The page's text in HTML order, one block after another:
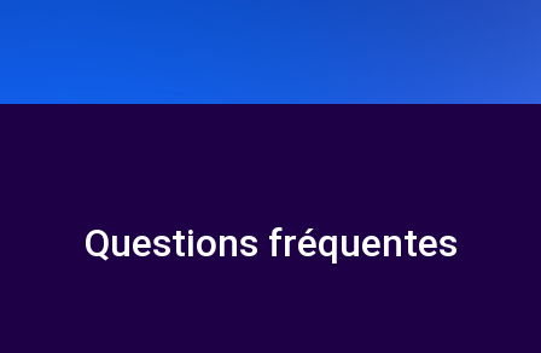
Questions fréquentes